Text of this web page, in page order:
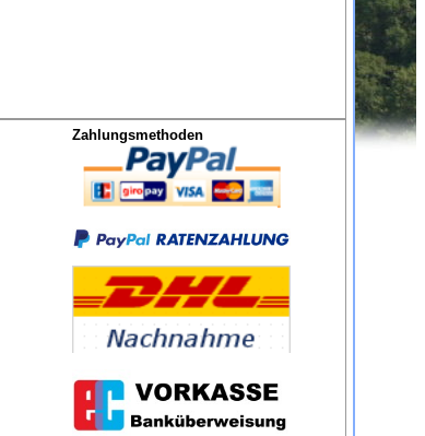
Zahlungsmethoden